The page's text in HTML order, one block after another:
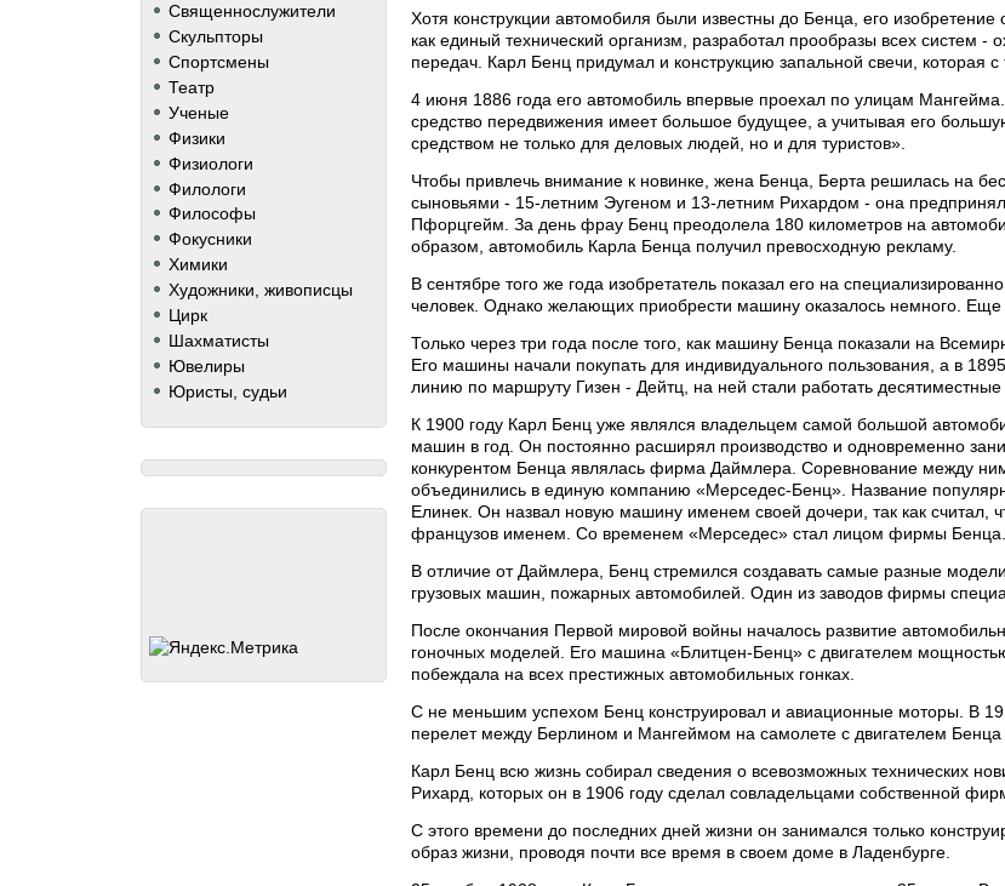
Священнослужители
Скульпторы
Спортсмены
Театр
Ученые
Физики
Физиологи
Филологи
Философы
Фокусники
Химики
Художники, живописцы
Цирк
Шахматисты
Ювелиры
Юристы, судьи
Хотя конструкции автомобиля были известны до Бенца, его
как единый технический организм, разработал прообразы всех систем
передач. Карл Бенц придумал и конструкцию запальной свечи, которая с
4 июня 1886 года его автомобиль впервые проехал по улицам
средство передвижения имеет большое будущее, а учитывая его
средством не только для деловых людей, но и для туристов».
Чтобы привлечь внимание к новинке, жена Бенца, Берта решилась на
сыновьями - 15-летним Эугеном и 13-летним Рихардом - она
Пфорцгейм. За день фрау Бенц преодолела 180 километров на
образом, автомобиль Карла Бенца получил превосходную рекламу.
В сентябре того же года изобретатель показал его на
человек. Однако желающих приобрести машину оказалось немного. Еще
Только через три года после того, как машину Бенца показали на
Его машины начали покупать для индивидуального пользования, а в
линию по маршруту Гизен - Дейтц, на ней стали работать
К 1900 году Карл Бенц уже являлся владельцем самой большой
машин в год. Он постоянно расширял производство и одновременно
конкурентом Бенца являлась фирма Даймлера. Соревнование между
объединились в единую компанию «Мерседес-Бенц». Название
Елинек. Он назвал новую машину именем своей дочери, так как
французов именем. Со временем «Мерседес» стал лицом фирмы Бенца.
В отличие от Даймлера, Бенц стремился создавать самые разные
грузовых машин, пожарных автомобилей. Один из заводов фирмы
После окончания Первой мировой войны началось развитие
гоночных моделей. Его машина «Блитцен-Бенц» с двигателем
побеждала на всех престижных автомобильных гонках.
С не меньшим успехом Бенц конструировал и авиационные моторы. В
перелет между Берлином и Мангеймом на самолете с двигателем
Карл Бенц всю жизнь собирал сведения о всевозможных технических
Рихард, которых он в 1906 году сделал совладельцами собственной
С этого времени до последних дней жизни он занимался только
образ жизни, проводя почти все время в своем доме в Ладенбурге.